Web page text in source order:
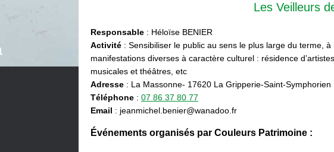
Les Veilleurs
Responsable : Héloïse BENIER
Activité : Sensibiliser le public au sens le plus large du terme,
manifestations diverses à caractère culturel : résidence
musicales et théâtres, etc
Adresse : La Massonne- 17620 La Gripperie-Saint-Symphorien
Téléphone : 07 86 37 80 77
Email : jeanmichel.benier@wanadoo.fr
Événements organisés par Couleurs Patrimoine :